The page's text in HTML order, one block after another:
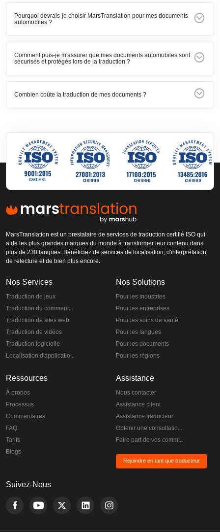
Pourquoi devrais-je choisir MarsTranslation pour mes documents
automobiles ?
Comment puis-je m'assurer que mes documents automobiles sont
sécurisés et protégés lors de la traduction ?
Combien coûte la traduction de mes documents ?
MarsTranslation est un prestataire de services de traduction certifié ISO qui
aide les plus grandes marques du monde à transformer leur contenu dans
plus de 230 langues. Bénéficiez de services de localisation, d'interprétation,
de relecture et de bien plus encore.
Nos Services
Traduction de jeux
Traduction du commerce électronique
Traduction de sites web
Traduction de vidéos
Traduction logicielle
Localisation d'applications
Nos Solutions
Pour les industries
Pour les entreprises
Pour les soins de santé
Pour les langues
Pour les documents
Pour les régions
Ressources
À propos
Processus
Commentaires
FAQ
Tarifs
Blogs
Assistance
Nous contacter
Assistance client
Assistance traducteur
Obtenir une consultation gratuite
Faire part de vos commentaires
Rejoindre en tant que traducteur
Suivez-Nous